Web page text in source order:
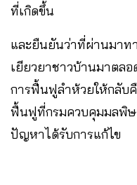
ที่เกิดขึ้น
และยืนยันว่าที่ผ่านมาท
เยียวยาชาวบ้านมาตล
การฟื้นฟูลำห้วยให้กลับ
ฟื้นฟูที่กรมควบคุมมลพิษ
ปัญหาได้รับการแก้ไข